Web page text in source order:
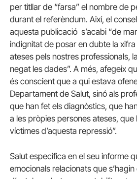
per titllar de “farsa” el nombre de
durant el referèndum. Així, el
aquesta publicació s’acabi “de
indignitat de posar en dubte la
ateses pels nostres professionals,
negat les dades”. A més, afegeix
és conscient que a qui estava
Departament de Salut, sinó als
que han fet els diagnòstics, que
a les pròpies persones ateses, que
víctimes d’aquesta repressió”.
Salut especifica en el seu informe
emocionals relacionats que